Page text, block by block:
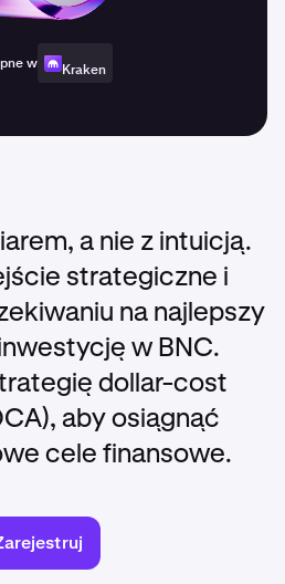
w Kraken
a nie z intuicją.
strategiczne i
na najlepszy
w BNC.
dollar-cost
aby osiągnąć
cele finansowe.